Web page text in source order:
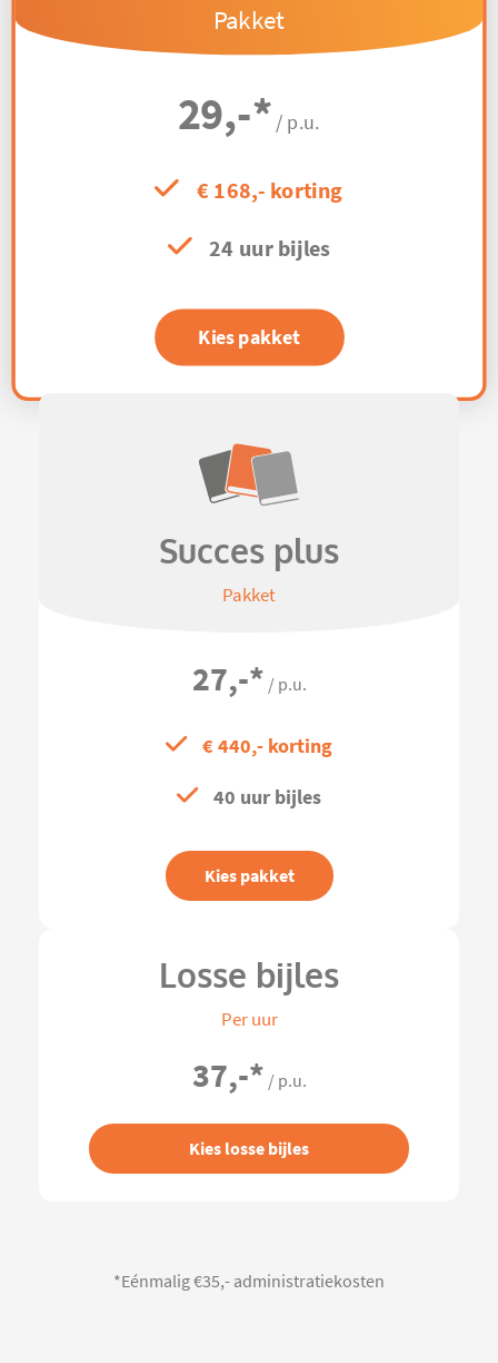
Pakket
29,-* / p.u.
€ 168,- korting
24 uur bijles
Kies pakket
Succes plus
Pakket
27,-* / p.u.
€ 440,- korting
40 uur bijles
Kies pakket
Losse bijles
Per uur
37,-* / p.u.
Kies losse bijles
*Eénmalig €35,- administratiekosten